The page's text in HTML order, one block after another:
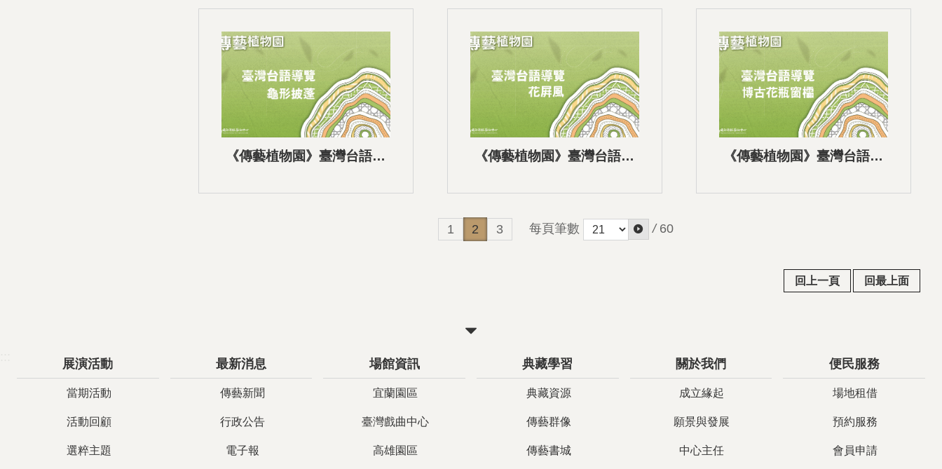
《傳藝植物園》臺灣台語語
《傳藝植物園》臺灣台語語
《傳藝植物園》臺灣台語語
1 2 3 每頁筆數 / 60
回上一頁 回最上面
展演活動
當期活動
活動回顧
選粹主題
最新消息
傳藝新聞
行政公告
電子報
場館資訊
宜蘭園區
臺灣戲曲中心
高雄園區
典藏學習
典藏資源
傳藝群像
傳藝書城
關於我們
成立緣起
願景與發展
中心主任
便民服務
場地租借
預約服務
會員申請